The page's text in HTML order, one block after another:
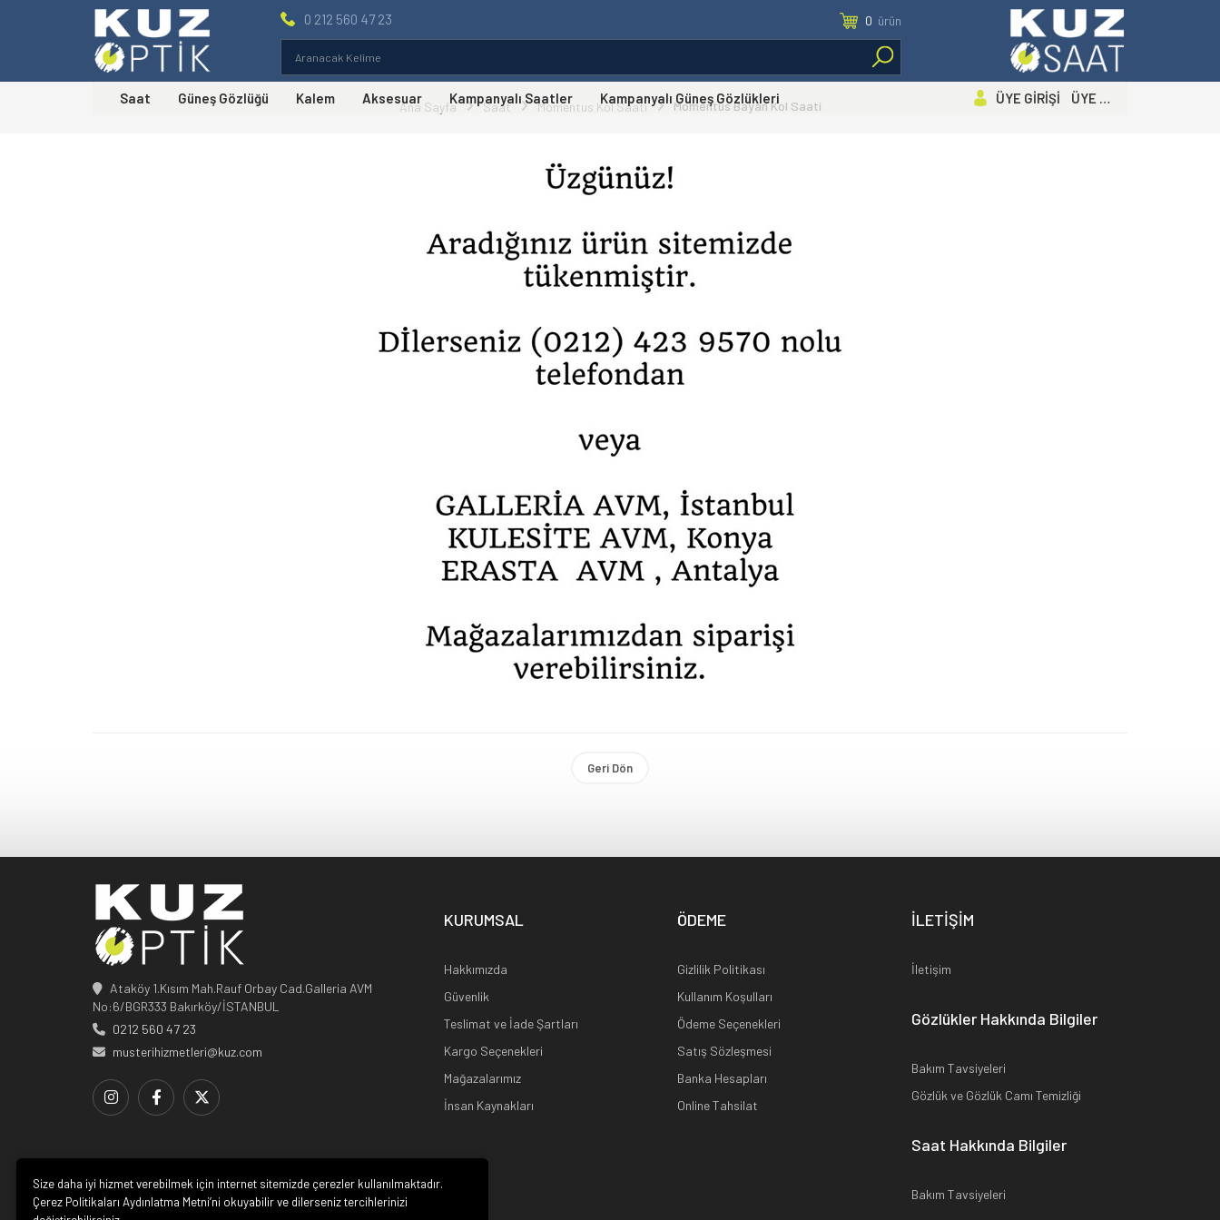
0 212 560 47 23 0 ürün
Saat Güneş Gözlüğü Kalem Aksesuar Kampanyalı Saatler Kampanyalı Güneş Gözlükleri ÜYE GİRİŞİ ÜYE OL
Ana Sayfa Saat Momentus Kol Saati Momentus Bayan Kol Saati
Geri Dön
Ataköy 1.Kısım Mah.Rauf Orbay Cad.Galleria AVM
No:6/BGR333 Bakırköy/İSTANBUL
0212 560 47 23
musterihizmetleri@kuz.com
KURUMSAL
Hakkımızda
Güvenlik
Teslimat ve İade Şartları
Kargo Seçenekleri
Mağazalarımız
İnsan Kaynakları
ÖDEME
Gizlilik Politikası
Kullanım Koşulları
Ödeme Seçenekleri
Satış Sözleşmesi
Banka Hesapları
Online Tahsilat
İLETİŞİM
İletişim
Gözlükler Hakkında Bilgiler
Bakım Tavsiyeleri
Gözlük ve Gözlük Camı Temizliği
Saat Hakkında Bilgiler
Bakım Tavsiyeleri
Size daha iyi hizmet verebilmek için internet sitemizde çerezler kullanılmaktadır.
Çerez Politikaları Aydınlatma Metni’ni okuyabilir ve dilerseniz tercihlerinizi